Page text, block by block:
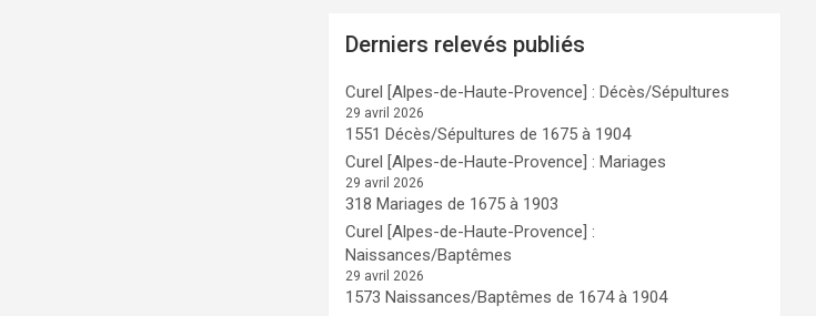
Derniers relevés publiés
Curel [Alpes-de-Haute-Provence] : Décès/Sépultures
29 avril 2026
1551 Décès/Sépultures de 1675 à 1904
Curel [Alpes-de-Haute-Provence] : Mariages
29 avril 2026
318 Mariages de 1675 à 1903
Curel [Alpes-de-Haute-Provence] :
Naissances/Baptêmes
29 avril 2026
1573 Naissances/Baptêmes de 1674 à 1904